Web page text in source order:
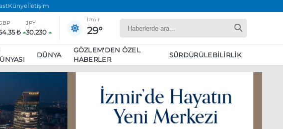
Künyeİletişim
₺
JPY
30.230
İzmir
29°
DÜNYA
GÖZLEM'DEN ÖZEL
HABERLER
SÜRDÜRÜLEBILIRLIK